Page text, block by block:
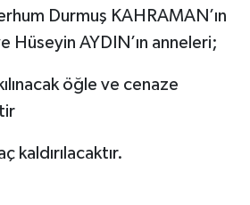
Durmuş KAHRAMAN’ın
Hüseyin AYDIN’ın anneleri;
öğle ve cenaze
kaldırılacaktır.